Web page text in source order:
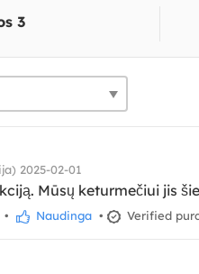
3
2025-02-01
Mūsų keturmečiui jis
• Naudinga • Verified